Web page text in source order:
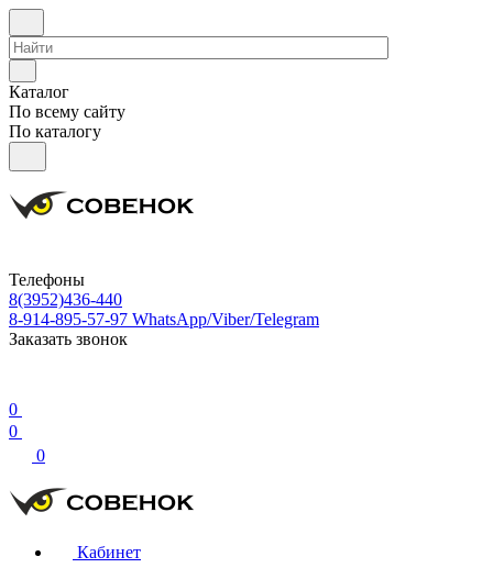
Каталог
По всему сайту
По каталогу
Телефоны
8(3952)436-440
8-914-895-57-97 WhatsApp/Viber/Telegram
Заказать звонок
0
0
0
Кабинет